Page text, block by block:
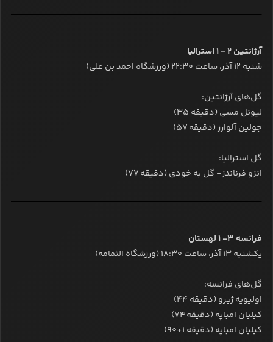
آرژانتین ۲ - ۱ استرالیا
شنبه ۱۲ آذر، ساعت ۲۲:۳۰ (ورزشگاه احمد بن علی)
گل‌های آرژانتین:
لیونل مسی (دقیقه ۳۵)
جولین آلوارز (دقیقه ۵۷)
گل استرالیا:
انزو فرناندز- گل به خودی (دقیقه ۷۷)
فرانسه ۳- ۱ لهستان
یکشنبه ۱۳ آذر، ساعت ۱۸:۳۰ (ورزشگاه الثمامه)
گل‌های فرانسه:
اولیویه ژیرو (دقیقه ۴۴)
کیلیان امباپه (دقیقه ۷۴)
کیلیان امباپه (دقیقه ۱+۹۰)